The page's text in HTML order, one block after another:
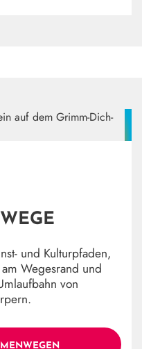
und Kulturpfaden,
Wegesrand und
von